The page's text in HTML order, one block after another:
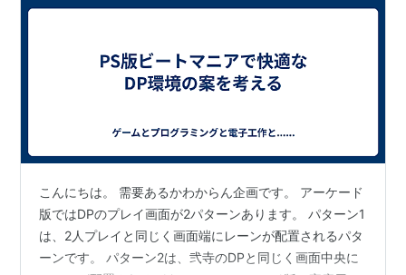
バージョン
おり、そのたびにいろいろテーマが定まっていた。
DJ syndrome
4thMIX、5thMIX、completeMIX2
派生版（これらは全バージョンにおいて収録曲が全
こんにちは。 需要あるかわからん企画です。 アーケード
版ではDPのプレイ画面が2パターンあります。 パターン1
は、2人プレイと同じく画面端にレーンが配置されるパタ
ーンです。 パターン2は、弐寺のDPと同じく画面中央に